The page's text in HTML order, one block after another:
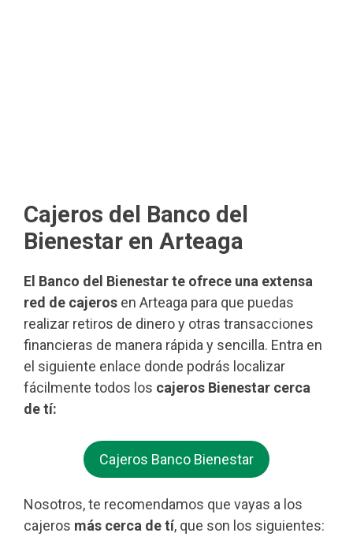
Cajeros del Banco del
Bienestar en Arteaga
El Banco del Bienestar te ofrece una extensa
red de cajeros en Arteaga para que puedas
realizar retiros de dinero y otras transacciones
financieras de manera rápida y sencilla. Entra en
el siguiente enlace donde podrás localizar
fácilmente todos los cajeros Bienestar cerca
de tí:
Cajeros Banco Bienestar
Nosotros, te recomendamos que vayas a los
cajeros más cerca de tí, que son los siguientes: